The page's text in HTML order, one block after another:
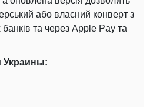
або власний конверт з
банків та через Apple Pay та
Украины: